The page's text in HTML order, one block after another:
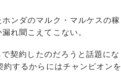
ンダのマルク・マルケスの稼
れ聞こえてこない。
契約したのだろうと話題にな
するからにはチャンピオンを